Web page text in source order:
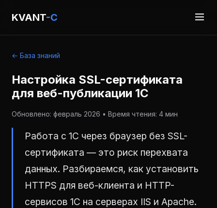
KVANT-C
← База знаний
Настройка SSL-сертификата
для веб-публикации 1С
Обновлено: февраль 2026 • Время чтения: 4 мин
Работа с 1С через браузер без SSL-
сертификата — это риск перехвата
данных. Разбираемся, как установить
HTTPS для веб-клиента и HTTP-
сервисов 1С на серверах IIS и Apache.